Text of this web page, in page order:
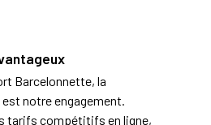
Barcelonnette, la
notre engagement.
tarifs compétitifs en ligne,